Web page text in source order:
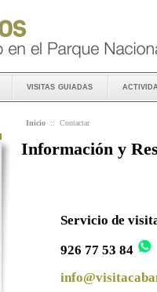
visitas guiadas
Inicio :: Contactar
Información y
Servicio de
926 77 53 84